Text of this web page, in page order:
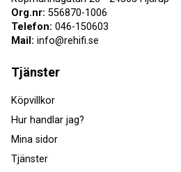
Org.nr: 556870-1006
Telefon: 046-150603
Mail: info@rehifi.se
Tjänster
Köpvillkor
Hur handlar jag?
Mina sidor
Tjänster